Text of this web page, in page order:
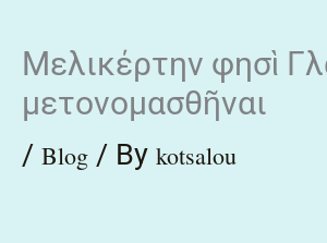
content
Μελικέρτην φησὶ
μετονομασθῆναι
/ Blog / By kotsalou